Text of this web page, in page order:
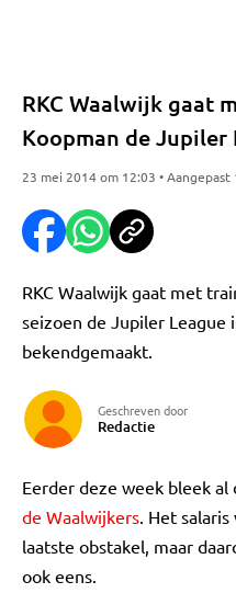
RKC Waalwijk gaat
Koopman de Jupiler
23 mei 2014 om 12:03 •
RKC Waalwijk gaat met
seizoen de Jupiler
bekendgemaakt.
Geschreven door
Redactie
Eerder deze week bleek al
de Waalwijkers. Het
laatste obstakel, maar
ook eens.